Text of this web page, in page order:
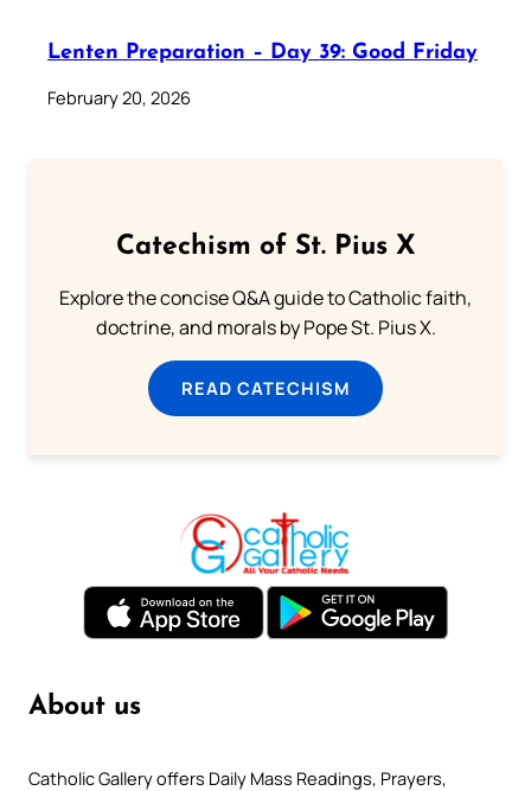
Lenten Preparation – Day 39: Good Friday
February 20, 2026
Catechism of St. Pius X
Explore the concise Q&A guide to Catholic faith,
doctrine, and morals by Pope St. Pius X.
READ CATECHISM
About us
Catholic Gallery offers Daily Mass Readings, Prayers,